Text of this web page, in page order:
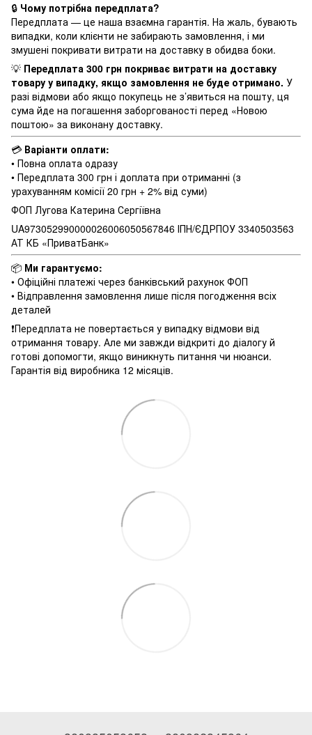
🔒 Чому потрібна передплата?
Передплата — це наша взаємна гарантія. На жаль, бувають
випадки, коли клієнти не забирають замовлення, і ми
змушені покривати витрати на доставку в обидва боки.
💡 Передплата 300 грн покриває витрати на доставку
товару у випадку, якщо замовлення не буде отримано. У
разі відмови або якщо покупець не з’явиться на пошту, ця
сума йде на погашення заборгованості перед «Новою
поштою» за виконану доставку.
💳 Варіанти оплати:
• Повна оплата одразу
• Передплата 300 грн і доплата при отриманні (з
урахуванням комісії 20 грн + 2% від суми)
ФОП Лугова Катерина Сергіївна
UA973052990000026006050567846 ІПН/ЄДРПОУ 3340503563
АТ КБ «ПриватБанк»
📦 Ми гарантуємо:
• Офіційні платежі через банківський рахунок ФОП
• Відправлення замовлення лише після погодження всіх
деталей
❗️Передплата не повертається у випадку відмови від
отримання товару. Але ми завжди відкриті до діалогу й
готові допомогти, якщо виникнуть питання чи нюанси.
Гарантія від виробника 12 місяців.